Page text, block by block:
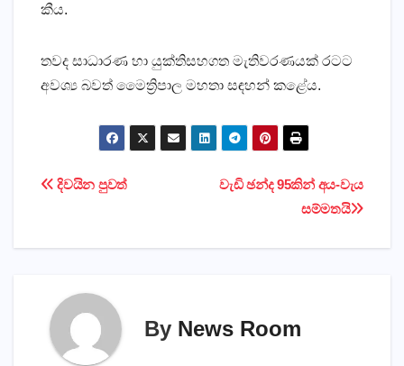
කීය.
තවද සාධාරණ හා යුක්‌තිසහගත මැතිවරණයක්‌ රටට
අවශ්‍ය බවත් මෛත්‍රිපාල මහතා සඳහන් කළේය.
Post
වැඩි ඡන්ද 95කින් අය-වැය
සම්මතයි
දිවයින පුවත්
By News Room